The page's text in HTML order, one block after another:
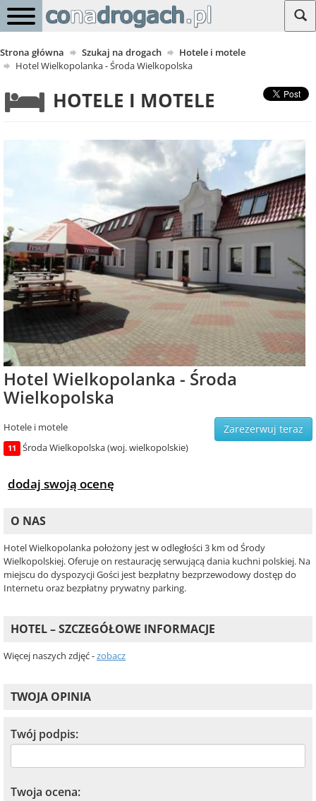
Strona główna Szukaj na drogach
Hotele i motele
Hotel Wielkopolanka - Środa Wielkopolska
HOTELE I MOTELE
Hotel Wielkopolanka - Środa
Wielkopolska
Zarezerwuj teraz
Hotele i motele
11 Środa Wielkopolska (woj. wielkopolskie)
dodaj swoją ocenę
O NAS
Hotel Wielkopolanka położony jest w odległości 3 km od Środy
Wielkopolskiej. Oferuje on restaurację serwującą dania kuchni polskiej. Na
miejscu do dyspozycji Gości jest bezpłatny bezprzewodowy dostęp do
Internetu oraz bezpłatny prywatny parking.
HOTEL – SZCZEGÓŁOWE INFORMACJE
Więcej naszych zdjęć -zobacz
TWOJA OPINIA
Twój podpis:
Twoja ocena: